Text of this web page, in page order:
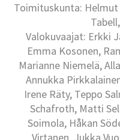
Toimituskunta: Helmut
Valokuvaajat: Erkki
Emma Kosonen,
Marianne Niemelä,
Annukka
Irene Räty, Teppo
Schafroth, Matti
Soimola, Håkan